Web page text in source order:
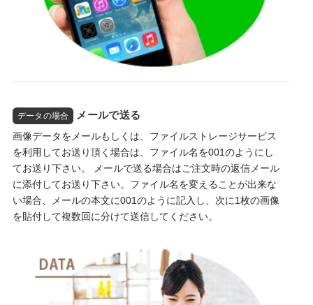
データの場合 メールで送る
画像データをメールもしくは、ファイルストレージサービス
を利用してお送り頂く場合は、ファイル名を001のようにし
てお送り下さい。 メールで送る場合はご注文時の返信メール
に添付してお送り下さい。ファイル名を変えることが出来な
い場合、メールの本文に001のように記入し、次に1枚の画像
を貼付して複数回に分けて送信してください。